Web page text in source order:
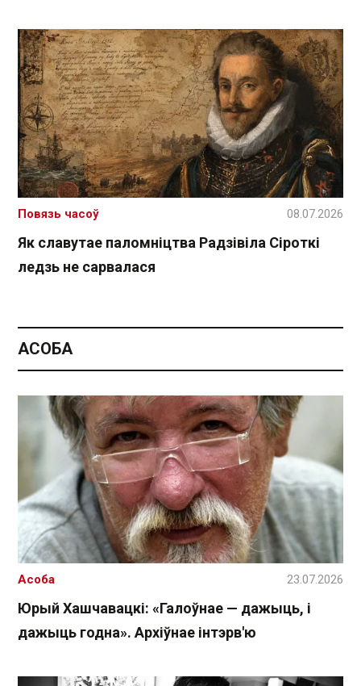
Як славутае паломніцтва Радзівіла Сіроткі
ледзь не сарвалася
Повязь часоў 08.07.2026
АСОБА
Юрый Хашчавацкі: «Галоўнае — дажыць, і
дажыць годна». Архіўнае інтэрв'ю
Асоба 23.07.2026